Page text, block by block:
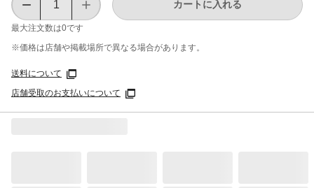
最大注文数は0です
カートに入れる
※価格は​店舗や​掲載場所で​異なる​場合が​あります。
送料について
店舗受取のお支払いについて